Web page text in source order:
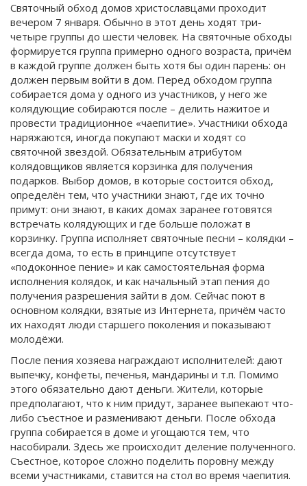
Святочный обход домов христославцами проходит
вечером 7 января. Обычно в этот день ходят три-
четыре группы до шести человек. На святочные обходы
формируется группа примерно одного возраста, причём
в каждой группе должен быть хотя бы один парень: он
должен первым войти в дом. Перед обходом группа
собирается дома у одного из участников, у него же
колядующие собираются после – делить нажитое и
провести традиционное «чаепитие». Участники обхода
наряжаются, иногда покупают маски и ходят со
святочной звездой. Обязательным атрибутом
колядовщиков является корзинка для получения
подарков. Выбор домов, в которые состоится обход,
определён тем, что участники знают, где их точно
примут: они знают, в каких домах заранее готовятся
встречать колядующих и где больше положат в
корзинку. Группа исполняет святочные песни – колядки –
всегда дома, то есть в принципе отсутствует
«подоконное пение» и как самостоятельная форма
исполнения колядок, и как начальный этап пения до
получения разрешения зайти в дом. Сейчас поют в
основном колядки, взятые из Интернета, причём часто
их находят люди старшего поколения и показывают
молодёжи.
После пения хозяева награждают исполнителей: дают
выпечку, конфеты, печенья, мандарины и т.п. Помимо
этого обязательно дают деньги. Жители, которые
предполагают, что к ним придут, заранее выпекают что-
либо съестное и разменивают деньги. После обхода
группа собирается в доме и угощаются тем, что
насобирали. Здесь же происходит деление полученного.
Съестное, которое сложно поделить поровну между
всеми участниками, ставится на стол во время чаепития.